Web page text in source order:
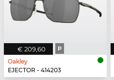
€ 209,60 P
Oakley
EJECTOR - 414203